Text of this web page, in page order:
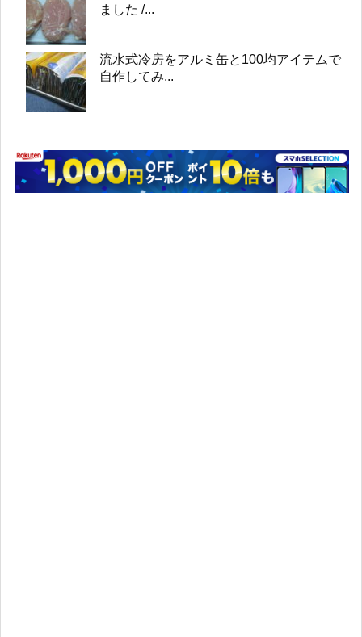
ました /...
流水式冷房をアルミ缶と100均アイテムで
自作してみ...